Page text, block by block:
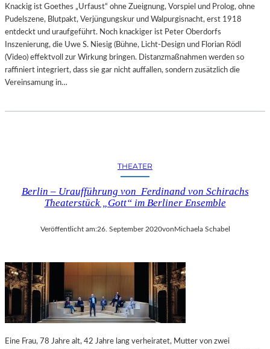
H
I
C
D
S
E
W
T
E
T
Knackig ist Goethes „Urfaust“ ohne Zueignung, Vorspiel und Prolog, ohne
Pudelszene, Blutpakt, Verjüngungskur und Walpurgisnacht, erst 1918
entdeckt und uraufgeführt. Noch knackiger ist Peter Oberdorfs
Inszenierung, die Uwe S. Niesig (Bühne, Licht-Design und Florian Rödl
(Video) effektvoll zur Wirkung bringen. Distanzmaßnahmen werden so
raffiniert integriert, dass sie gar nicht auffallen, sondern zusätzlich die
Vereinsamung in…
THEATER
Berlin – Uraufführung von Ferdinand von Schirachs
Theaterstück „Gott“ im Berliner Ensemble
Veröffentlicht am:26. September 2020von Michaela Schabel
Eine Frau, 78 Jahre alt, 42 Jahre lang verheiratet, Mutter von zwei